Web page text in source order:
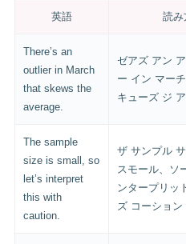
英語 読み
There’s an
outlier in March
that skews the
average.
ゼアズ アン
ー イン マー
キューズ ジ
The sample
size is small, so
let’s interpret
this with
caution.
ザ サンプル
スモール、ソ
ンタープリッ
ズ コーション